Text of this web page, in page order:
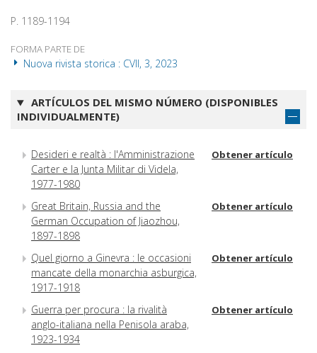
P. 1189-1194
FORMA PARTE DE
Nuova rivista storica : CVII, 3, 2023
ARTÍCULOS DEL MISMO NÚMERO (DISPONIBLES
INDIVIDUALMENTE)
Desideri e realtà : l'Amministrazione
Carter e la Junta Militar di Videla,
1977-1980
Obtener artículo
Great Britain, Russia and the
German Occupation of Jiaozhou,
1897-1898
Obtener artículo
Quel giorno a Ginevra : le occasioni
mancate della monarchia asburgica,
1917-1918
Obtener artículo
Guerra per procura : la rivalità
anglo-italiana nella Penisola araba,
1923-1934
Obtener artículo